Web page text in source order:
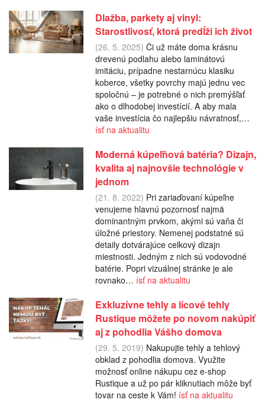
Dlažba, parkety aj vinyl:
Starostlivosť, ktorá predĺži ich život
(26. 5. 2025) Či už máte doma krásnu
drevenú podlahu alebo laminátovú
imitáciu, prípadne nestarnúcu klasiku
koberce, všetky povrchy majú jednu vec
spoločnú – je potrebné o nich premýšľať
ako o dlhodobej investícií. A aby mala
vaše investícia čo najlepšiu návratnosť,…
ísť na aktualitu
Moderná kúpeľňová batéria? Dizajn,
kvalita aj najnovšie technológie v
jednom
(21. 8. 2022) Pri zariaďovaní kúpeľne
venujeme hlavnú pozornosť najmä
dominantným prvkom, akými sú vaňa či
úložné priestory. Nemenej podstatné sú
detaily dotvárajúce celkový dizajn
miestnosti. Jedným z nich sú vodovodné
batérie. Popri vizuálnej stránke je ale
rovnako… ísť na aktualitu
Exkluzívne tehly a lícové tehly
Rustique môžete po novom nakúpiť
aj z pohodlia Vášho domova
(29. 5. 2019) Nakupujte tehly a tehlový
obklad z pohodlia domova. Využite
možnosť online nákupu cez e-shop
Rustique a už po pár kliknutiach môže byť
tovar na ceste k Vám! ísť na aktualitu